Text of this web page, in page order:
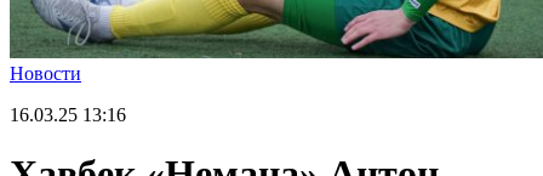
Новости
16.03.25 13:16